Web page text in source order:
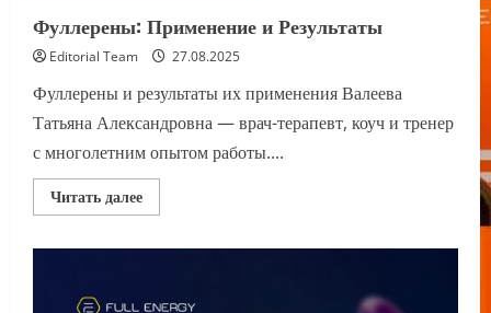
21
июля
Фуллерены: Применение и Результаты
Editorial Team 27.08.2025
Фуллерены и результаты их применения Валеева
Татьяна Александровна — врач-терапевт, коуч и тренер
с многолетним опытом работы....
Читать далееПрочитать
больше